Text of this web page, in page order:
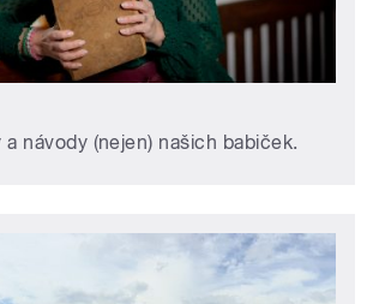
návody (nejen) našich babiček.